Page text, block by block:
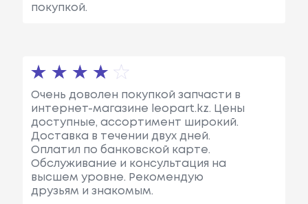
покупкой.
Очень доволен покупкой запчасти в
интернет-магазине leopart.kz. Цены
доступные, ассортимент широкий.
Доставка в течении двух дней.
Оплатил по банковской карте.
Обслуживание и консультация на
высшем уровне. Рекомендую
друзьям и знакомым.